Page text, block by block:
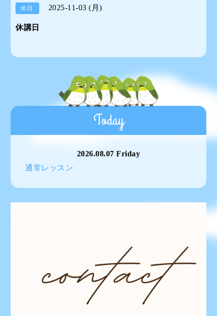
休日 2025-11-03 (月)
休講日
Today
2026.08.07 Friday
通常レッスン